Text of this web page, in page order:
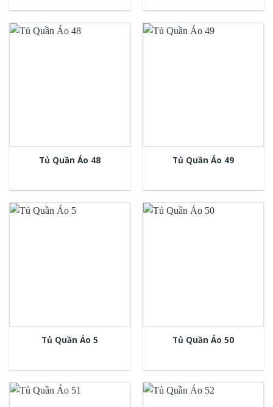
Tủ Quần Áo 48 Tủ Quần Áo 49
Tủ Quần Áo 5 Tủ Quần Áo 50